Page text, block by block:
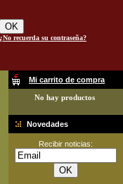
¿No recuerda su contraseña?
Mi carrito de compra
No hay productos
Novedades
Recibir noticias: